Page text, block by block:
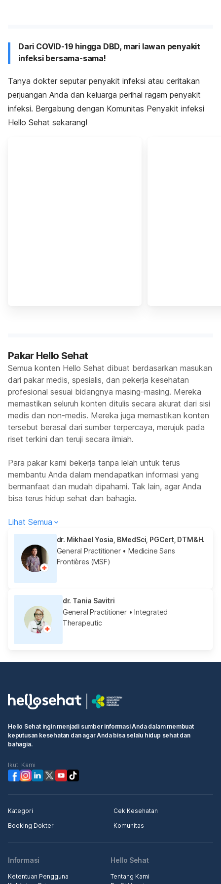
Dari COVID-19 hingga DBD, mari lawan penyakit
infeksi bersama-sama!
Tanya dokter seputar penyakit infeksi atau ceritakan
perjuangan Anda dan keluarga perihal ragam penyakit
infeksi. Bergabung dengan Komunitas Penyakit infeksi
Hello Sehat sekarang!
Pakar Hello Sehat
Semua konten Hello Sehat dibuat berdasarkan masukan
dari pakar medis, spesialis, dan pekerja kesehatan
profesional sesuai bidangnya masing-masing. Mereka
memastikan seluruh konten ditulis secara akurat dari sisi
medis dan non-medis. Mereka juga memastikan konten
tersebut berasal dari sumber terpercaya, merujuk pada
riset terkini dan teruji secara ilmiah.
Para pakar kami bekerja tanpa lelah untuk terus
membantu Anda dalam mendapatkan informasi yang
bermanfaat dan mudah dipahami. Tak lain, agar Anda
bisa terus hidup sehat dan bahagia.
Lihat Semua
dr. Mikhael Yosia, BMedSci, PGCert, DTM&H.
General Practitioner• Medicine Sans
Frontières (MSF)
dr. Tania Savitri
General Practitioner• Integrated
Therapeutic
Hello Sehat ingin menjadi sumber informasi Anda dalam membuat
keputusan kesehatan dan agar Anda bisa selalu hidup sehat dan
bahagia.
Ikuti Kami
Kategori
Cek Kesehatan
Booking Dokter
Komunitas
Informasi
Ketentuan Pengguna
Hello Sehat
Tentang Kami